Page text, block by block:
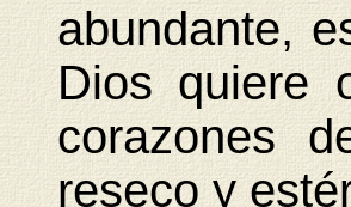
abundante,
Dios quiere
corazones
reseco y